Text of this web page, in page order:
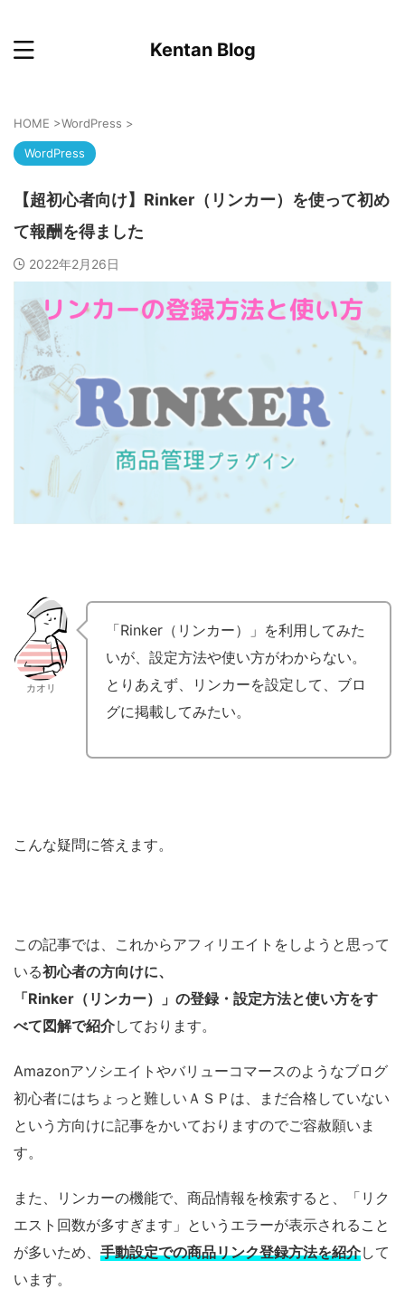
Kentan Blog
HOME >WordPress >
WordPress
【超初心者向け】Rinker（リンカー）を使って初め
て報酬を得ました
2022年2月26日
カオリ
「Rinker（リンカー）」を利用してみた
いが、設定方法や使い方がわからない。
とりあえず、リンカーを設定して、ブロ
グに掲載してみたい。
こんな疑問に答えます。
この記事では、これからアフィリエイトをしようと思って
いる初心者の方向けに、
「Rinker（リンカー）」の登録・設定方法と使い方をす
べて図解で紹介しております。
Amazonアソシエイトやバリューコマースのようなブログ
初心者にはちょっと難しいＡＳＰは、まだ合格していない
という方向けに記事をかいておりますのでご容赦願いま
す。
また、リンカーの機能で、商品情報を検索すると、「リク
エスト回数が多すぎます」というエラーが表示されること
が多いため、 手動設定での商品リンク登録方法を紹介して
います。